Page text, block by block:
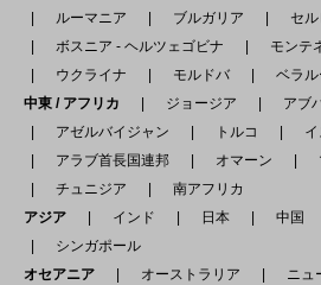
ルーマニア
ブルガリア セ
ボスニア - ヘルツェゴビナ
モンテ
ウクライナ
モルドバ ベラ
中東 / アフリカ
ジョージア アブ
アゼルバイジャン
トルコ イ
アラブ首長国連邦
オマーン
チュニジア
南アフリカ
アジア
インド 日本 中国
シンガポール
オセアニア
オーストラリア
ニュ